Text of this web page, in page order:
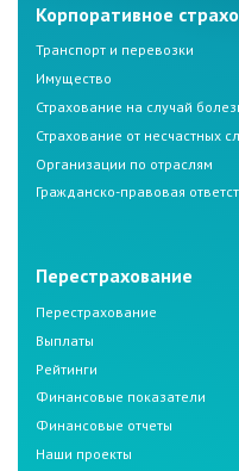
Корпоративное
Транспорт и перевозки
Имущество
Страхование на случай
Страхование от несчастных
Организации по отраслям
Гражданско-правовая
Перестрахование
Перестрахование
Выплаты
Рейтинги
Финансовые показатели
Финансовые отчеты
Наши проекты